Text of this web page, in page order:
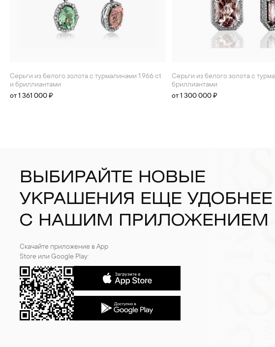
Серьги из белого золота с турмалинами 1.966 ct
и бриллиантами
от 1 361 000 ₽
Серьги из белого золота с турмалинами 9.55 ct и
бриллиантами
от 1 300 000 ₽
ВЫБИРАЙТЕ НОВЫЕ
УКРАШЕНИЯ ЕЩЕ УДОБНЕЕ
С НАШИМ ПРИЛОЖЕНИЕМ
Скачайте приложение в App
Store или Google Play: